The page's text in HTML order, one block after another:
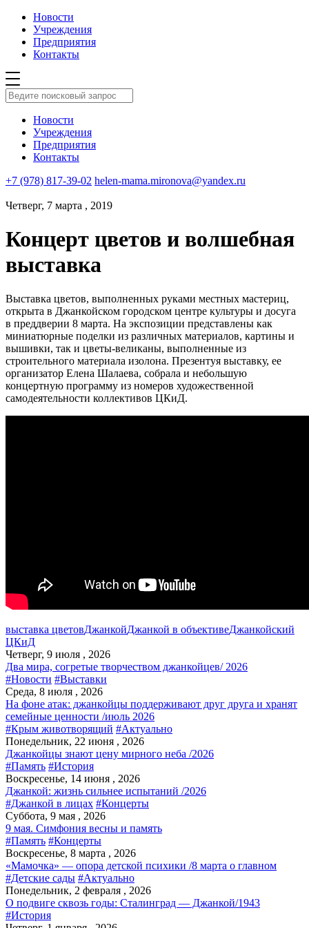
Новости
Учреждения
Предприятия
Контакты
Новости
Учреждения
Предприятия
Контакты
+7 (978) 817-39-02 helen-mama.mironova@yandex.ru
Четверг, 7 марта , 2019
Концерт цветов и волшебная
выставка
Выставка цветов, выполненных руками местных мастериц,
открыта в Джанкойском городском центре культуры и досуга
в преддверии 8 марта. На экспозиции представлены как
миниатюрные поделки из различных материалов, картины и
вышивки, так и цветы-великаны, выполненные из
строительного материала изолона. Презентуя выставку, ее
организатор Елена Шалаева, собрала и небольшую
концертную программу из номеров художественной
самодеятельности коллективов ЦКиД.
выставка цветовДжанкойДжанкой в объективеДжанкойский
ЦКиД
Четверг, 9 июля , 2026
Два мира, согретые творчеством джанкойцев/ 2026
#Новости #Выставки
Среда, 8 июля , 2026
На фоне атак: джанкойцы поддерживают друг друга и хранят
семейные ценности /июль 2026
#Крым животворящий #Актуально
Понедельник, 22 июня , 2026
Джанкойцы знают цену мирного неба /2026
#Память #История
Воскресенье, 14 июня , 2026
Джанкой: жизнь сильнее испытаний /2026
#Джанкой в лицах #Концерты
Суббота, 9 мая , 2026
9 мая. Симфония весны и память
#Память #Концерты
Воскресенье, 8 марта , 2026
«Мамочка» — опора детской психики /8 марта о главном
#Детские сады #Актуально
Понедельник, 2 февраля , 2026
О подвиге сквозь годы: Сталинград — Джанкой/1943
#История